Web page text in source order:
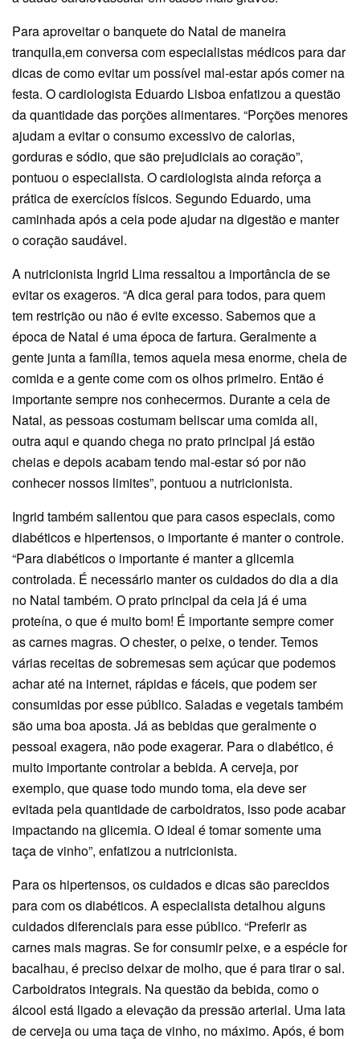
Para aproveitar o banquete do Natal de maneira
tranquila,em conversa com especialistas médicos para dar
dicas de como evitar um possível mal-estar após comer na
festa. O cardiologista Eduardo Lisboa enfatizou a questão
da quantidade das porções alimentares. “Porções menores
ajudam a evitar o consumo excessivo de calorias,
gorduras e sódio, que são prejudiciais ao coração”,
pontuou o especialista. O cardiologista ainda reforça a
prática de exercícios físicos. Segundo Eduardo, uma
caminhada após a ceia pode ajudar na digestão e manter
o coração saudável.
A nutricionista Ingrid Lima ressaltou a importância de se
evitar os exageros. “A dica geral para todos, para quem
tem restrição ou não é evite excesso. Sabemos que a
época de Natal é uma época de fartura. Geralmente a
gente junta a família, temos aquela mesa enorme, cheia de
comida e a gente come com os olhos primeiro. Então é
importante sempre nos conhecermos. Durante a ceia de
Natal, as pessoas costumam beliscar uma comida ali,
outra aqui e quando chega no prato principal já estão
cheias e depois acabam tendo mal-estar só por não
conhecer nossos limites”, pontuou a nutricionista.
Ingrid também salientou que para casos especiais, como
diabéticos e hipertensos, o importante é manter o controle.
“Para diabéticos o importante é manter a glicemia
controlada. É necessário manter os cuidados do dia a dia
no Natal também. O prato principal da ceia já é uma
proteína, o que é muito bom! É importante sempre comer
as carnes magras. O chester, o peixe, o tender. Temos
várias receitas de sobremesas sem açúcar que podemos
achar até na internet, rápidas e fáceis, que podem ser
consumidas por esse público. Saladas e vegetais também
são uma boa aposta. Já as bebidas que geralmente o
pessoal exagera, não pode exagerar. Para o diabético, é
muito importante controlar a bebida. A cerveja, por
exemplo, que quase todo mundo toma, ela deve ser
evitada pela quantidade de carboidratos, isso pode acabar
impactando na glicemia. O ideal é tomar somente uma
taça de vinho”, enfatizou a nutricionista.
Para os hipertensos, os cuidados e dicas são parecidos
para com os diabéticos. A especialista detalhou alguns
cuidados diferenciais para esse público. “Preferir as
carnes mais magras. Se for consumir peixe, e a espécie for
bacalhau, é preciso deixar de molho, que é para tirar o sal.
Carboidratos integrais. Na questão da bebida, como o
álcool está ligado a elevação da pressão arterial. Uma lata
de cerveja ou uma taça de vinho, no máximo. Após, é bom